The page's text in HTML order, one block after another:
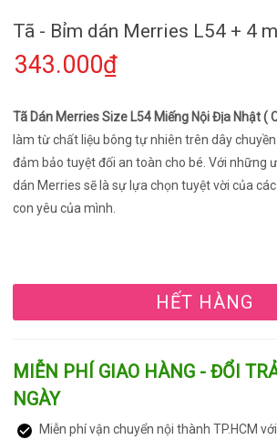
Tã - Bỉm dán Merries L54 + 4
343.000₫
Tã Dán Merries Size L54 Miếng Nội Địa Nhật (
làm từ chất liệu bông tự nhiên trên dây
đảm bảo tuyệt đối an toàn cho bé. Với những
dán Merries sẽ là sự lựa chọn tuyệt vời của
con yêu của mình.
HẾT HÀNG
MIỄN PHÍ GIAO HÀNG - ĐỔI
NGÀY
Miễn phí vận chuyển nội thành TP.HCM